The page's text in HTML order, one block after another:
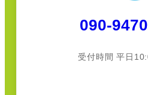
090-
受付時間 平日